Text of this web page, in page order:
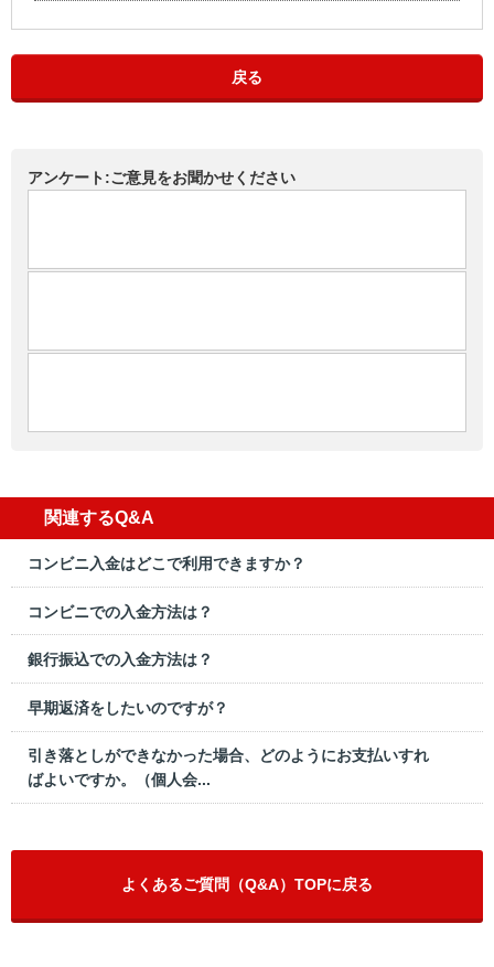
戻る
アンケート:ご意見をお聞かせください
関連するQ&A
コンビニ入金はどこで利用できますか？
コンビニでの入金方法は？
銀行振込での入金方法は？
早期返済をしたいのですが？
引き落としができなかった場合、どのようにお支払いすれ
ばよいですか。（個人会...
よくあるご質問（Q&A）TOPに戻る